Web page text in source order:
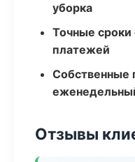
уборка
Точные сроки
платежей
Собственные
Отзывы